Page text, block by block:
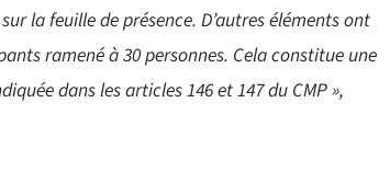
la feuille de présence. D’autres éléments ont
ramené à 30 personnes. Cela constitue une
dans les articles 146 et 147 du CMP »,